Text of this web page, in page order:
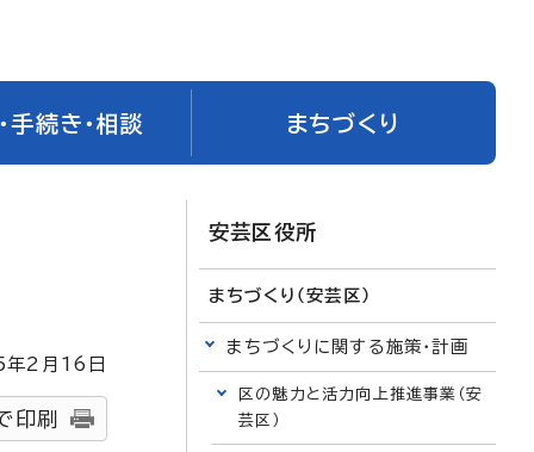
手続き・相談 まちづくり
年2月 16 日
印刷
安芸区役所
まちづくり（安芸区）
まちづくりに関する施策・計画
区の魅力と活力向上推進事業（安
芸区）